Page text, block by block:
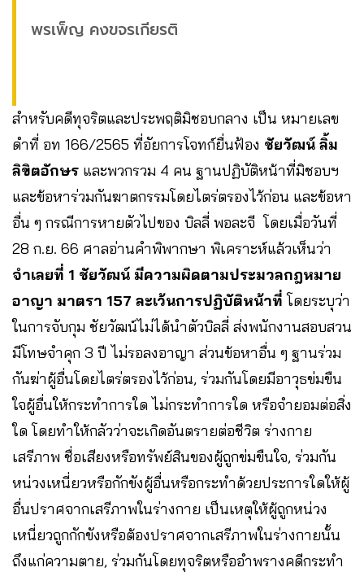
พรเพ็ญ คงขจรเกียรติ
สำหรับคดีทุจริตและประพฤติมิชอบกลาง เป็น หมายเลข
ดำที่ อท 166/2565 ที่อัยการโจทก์ยื่นฟ้อง ชัยวัฒน์ ลิ้ม
ลิขิตอักษร และพวกรวม 4 คน ฐานปฏิบัติหน้าที่มิชอบฯ
และข้อหาร่วมกันฆาตกรรมโดยไตร่ตรองไว้ก่อน และข้อหา
อื่น ๆ กรณีการหายตัวไปของ บิลลี่ พอละจี โดยเมื่อวันที่
28 ก.ย. 66 ศาลอ่านคำพิพากษา พิเคราะห์แล้วเห็นว่า
จำเลยที่ 1 ชัยวัฒน์ มีความผิดตามประมวลกฎหมาย
อาญา มาตรา 157 ละเว้นการปฏิบัติหน้าที่ โดยระบุว่า
ในการจับกุม ชัยวัฒน์ไม่ได้นำตัวบิลลี่ ส่งพนักงานสอบสวน
มีโทษจำคุก 3 ปี ไม่รอลงอาญา ส่วนข้อหาอื่น ๆ ฐานร่วม
กันฆ่าผู้อื่นโดยไตร่ตรองไว้ก่อน, ร่วมกันโดยมีอาวุธข่มขืน
ใจผู้อื่นให้กระทำการใด ไม่กระทำการใด หรือจำยอมต่อสิ่ง
ใด โดยทำให้กลัวว่าจะเกิดอันตรายต่อชีวิต ร่างกาย
เสรีภาพ ชื่อเสียงหรือทรัพย์สินของผู้ถูกข่มขืนใจ, ร่วมกัน
หน่วงเหนี่ยวหรือกักขังผู้อื่นหรือกระทำด้วยประการใดให้ผู้
อื่นปราศจากเสรีภาพในร่างกาย เป็นเหตุให้ผู้ถูกหน่วง
เหนี่ยวถูกกักขังหรือต้องปราศจากเสรีภาพในร่างกายนั้น
ถึงแก่ความตาย, ร่วมกันโดยทุจริตหรืออำพรางคดีกระทำ